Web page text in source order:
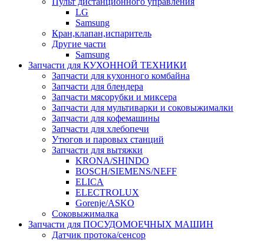
LG
Samsung
Кран,клапан,испаритель
Другие части
Samsung
Запчасти для КУХОННОЙ ТЕХНИКИ
Запчасти для кухонного комбайна
Запчасти для блендера
Запчасти мясорубки и миксера
Запчасти для мультиварки и соковыжималки
Запчасти для кофемашины
Запчасти для хлебопечи
Утюгов и паровых станций
Запчасти для вытяжки
KRONA/SHINDO
BOSCH/SIEMENS/NEFF
ELICA
ELECTROLUX
Gorenje/ASKO
Соковыжималка
Запчасти для ПОСУДОМОЕЧНЫХ МАШИН
Датчик протока/сенсор